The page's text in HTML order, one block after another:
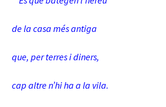
de la casa més antiga
que, per terres i diners,
cap altre n’hi ha a la vila.